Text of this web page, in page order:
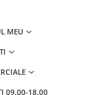
MEU
09.00-18.00